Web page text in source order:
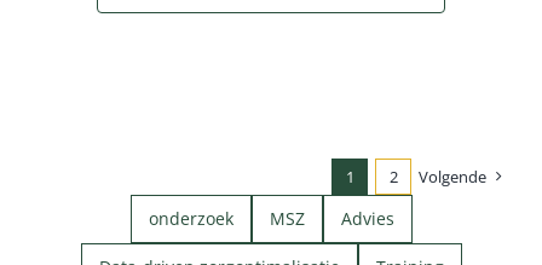
1 2 Volgende
onderzoek MSZ Advies